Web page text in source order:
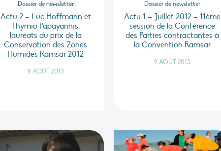
Dossier de newsletter
Actu 2 – Luc Hoffmann et
Thymio Papayannis,
lauréats du prix de la
Conservation des Zones
Humides Ramsar 2012
9 AOÛT 2013
Dossier de newsletter
Actu 1 – Juillet 2012 – 11ème
session de la Conférence
des Parties contractantes à
la Convention Ramsar
9 AOÛT 2013